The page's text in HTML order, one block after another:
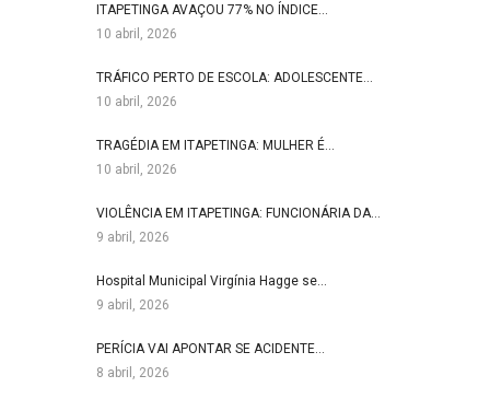
ITAPETINGA AVAÇOU 77% NO ÍNDICE…
10 abril, 2026
TRÁFICO PERTO DE ESCOLA: ADOLESCENTE…
10 abril, 2026
TRAGÉDIA EM ITAPETINGA: MULHER É…
10 abril, 2026
VIOLÊNCIA EM ITAPETINGA: FUNCIONÁRIA DA…
9 abril, 2026
Hospital Municipal Virgínia Hagge se…
9 abril, 2026
PERÍCIA VAI APONTAR SE ACIDENTE…
8 abril, 2026